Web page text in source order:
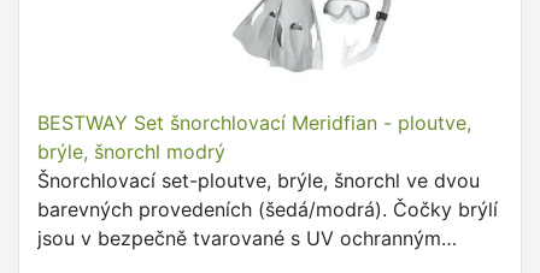
BESTWAY Set šnorchlovací Meridfian - ploutve,
brýle, šnorchl modrý
Šnorchlovací set-ploutve, brýle, šnorchl ve dvou
barevných provedeních (šedá/modrá). Čočky brýlí
jsou v bezpečně tvarované s UV ochranným